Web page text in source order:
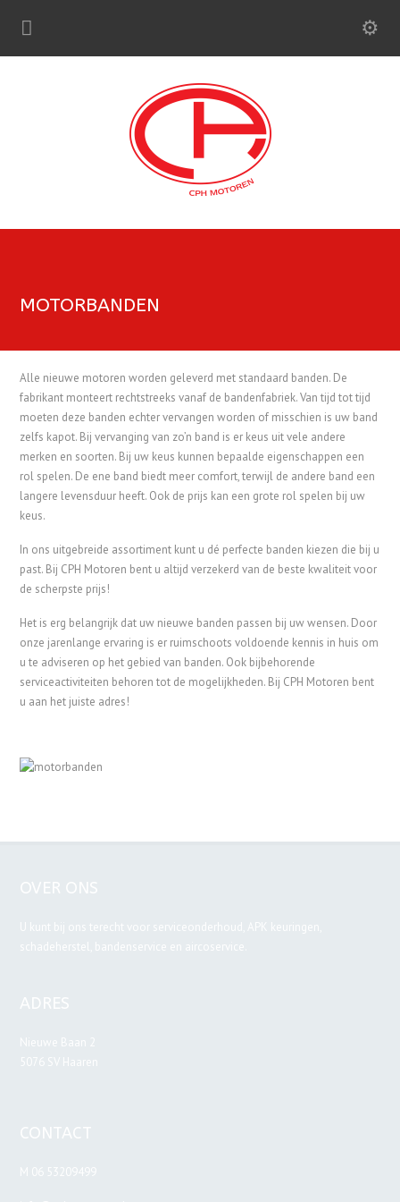
MOTORBANDEN
Alle nieuwe motoren worden geleverd met standaard banden. De
fabrikant monteert rechtstreeks vanaf de bandenfabriek. Van tijd tot tijd
moeten deze banden echter vervangen worden of misschien is uw band
zelfs kapot. Bij vervanging van zo’n band is er keus uit vele andere
merken en soorten. Bij uw keus kunnen bepaalde eigenschappen een
rol spelen. De ene band biedt meer comfort, terwijl de andere band een
langere levensduur heeft. Ook de prijs kan een grote rol spelen bij uw
keus.
In ons uitgebreide assortiment kunt u dé perfecte banden kiezen die bij u
past. Bij CPH Motoren bent u altijd verzekerd van de beste kwaliteit voor
de scherpste prijs!
Het is erg belangrijk dat uw nieuwe banden passen bij uw wensen. Door
onze jarenlange ervaring is er ruimschoots voldoende kennis in huis om
u te adviseren op het gebied van banden. Ook bijbehorende
serviceactiviteiten behoren tot de mogelijkheden. Bij CPH Motoren bent
u aan het juiste adres!
OVER ONS
U kunt bij ons terecht voor serviceonderhoud, APK keuringen,
schadeherstel, bandenservice en aircoservice.
ADRES
Nieuwe Baan 2
5076 SV Haaren
CONTACT
M 06 53209499